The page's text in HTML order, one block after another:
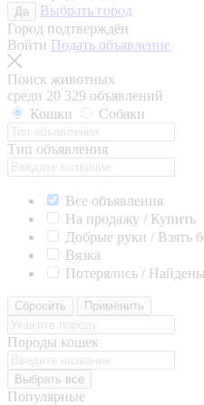
Да
Выбрать город
Город подтверждён
Войти Подать объявление
Поиск животных
среди 20 329 объявлений
Кошки
Собаки
Тип объявления
Все объявления
На продажу / Купить
Добрые руки / Взять
Вязка
Потерялись / Найдены
Сбросить Применить
Породы кошек
Выбрать все
Популярные